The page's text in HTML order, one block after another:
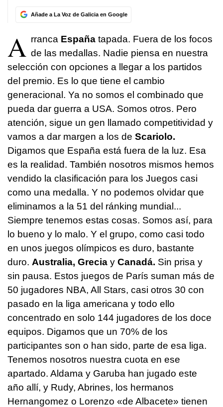
Añade a La Voz de Galicia en Google
A rranca España tapada. Fuera de los focos
de las medallas. Nadie piensa en nuestra
selección con opciones a llegar a los partidos
del premio. Es lo que tiene el cambio
generacional. Ya no somos el combinado que
pueda dar guerra a USA. Somos otros. Pero
atención, sigue un gen llamado competitividad y
vamos a dar margen a los de Scariolo.
Digamos que España está fuera de la luz. Esa
es la realidad. También nosotros mismos hemos
vendido la clasificación para los Juegos casi
como una medalla. Y no podemos olvidar que
eliminamos a la 51 del ránking mundial...
Siempre tenemos estas cosas. Somos así, para
lo bueno y lo malo. Y el grupo, como casi todo
en unos juegos olímpicos es duro, bastante
duro. Australia, Grecia y Canadá. Sin prisa y
sin pausa. Estos juegos de París suman más de
50 jugadores NBA, All Stars, casi otros 30 con
pasado en la liga americana y todo ello
concentrado en solo 144 jugadores de los doce
equipos. Digamos que un 70% de los
participantes son o han sido, parte de esa liga.
Tenemos nosotros nuestra cuota en ese
apartado. Aldama y Garuba han jugado este
año allí, y Rudy, Abrines, los hermanos
Hernangomez o Lorenzo «de Albacete» tienen